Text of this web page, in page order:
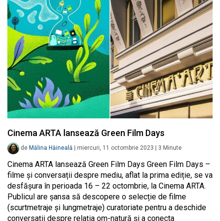
Cinema ARTA lansează Green Film Days
de Mălina Hăineală miercuri, 11 octombrie 2023 3 Minute
Cinema ARTA lansează Green Film Days Green Film Days –
filme și conversații despre mediu, aflat la prima ediție, se va
desfășura în perioada 16 – 22 octombrie, la Cinema ARTA.
Publicul are șansa să descopere o selecție de filme
(scurtmetraje și lungmetraje) curatoriate pentru a deschide
conversații despre relația om-natură și a conecta